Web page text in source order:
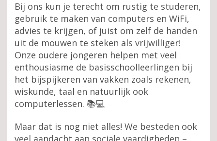
Bij ons kun je terecht om rustig te studeren,
gebruik te maken van computers en WiFi,
advies te krijgen, of juist om zelf de handen
uit de mouwen te steken als vrijwilliger!
Onze oudere jongeren helpen met veel
enthousiasme de basisschoolleerlingen bij
het bijspijkeren van vakken zoals rekenen,
wiskunde, taal en natuurlijk ook
computerlessen. 📚💻
Maar dat is nog niet alles! We besteden ook
veel aandacht aan sociale vaardigheden –